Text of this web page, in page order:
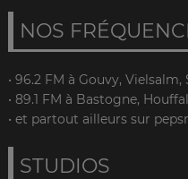
NOS
• 96.2 FM à Gouvy, Vielsalm,
• 89.1 FM à Bastogne,
• et partout ailleurs sur
STUDIOS